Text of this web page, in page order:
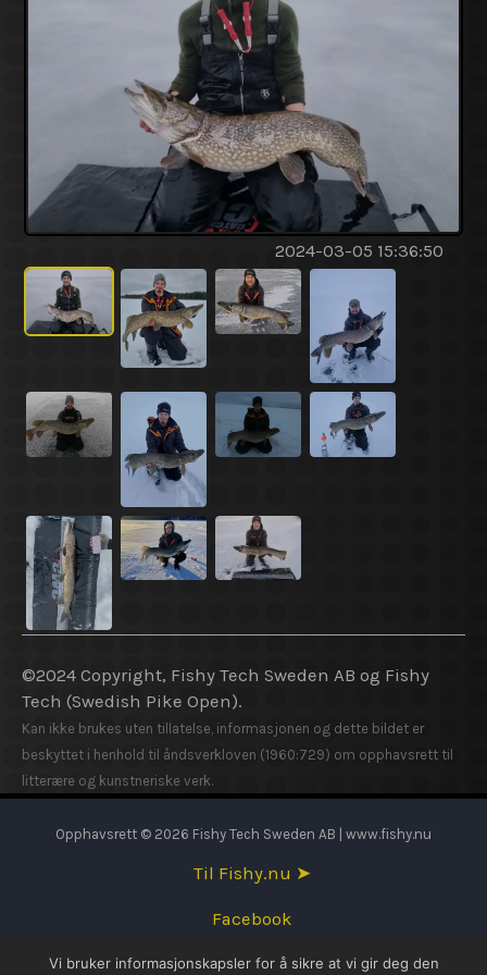
2024-03-05 15:36:50
©2024 Copyright, Fishy Tech Sweden AB og Fishy
Tech (Swedish Pike Open).
Kan ikke brukes uten tillatelse, informasjonen og dette bildet er
beskyttet i henhold til åndsverkloven (1960:729) om opphavsrett til
litterære og kunstneriske verk.
Opphavsrett © 2026 Fishy Tech Sweden AB | www.fishy.nu
Til Fishy.nu ➤
Facebook
English
Vi bruker informasjonskapsler for å sikre at vi gir deg den